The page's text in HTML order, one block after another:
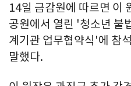
14일 금감원에 따르면 이
공원에서 열린 '청소년 불
계기관 업무협약식'에 참
말했다.